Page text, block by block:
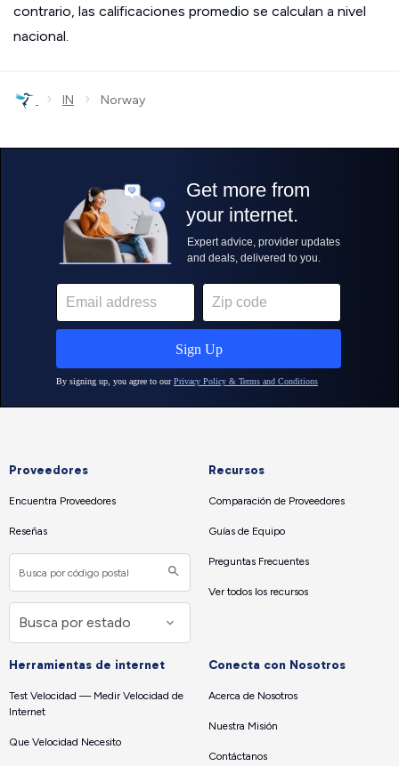
contrario, las calificaciones promedio se calculan a nivel
nacional.
› IN › Norway
Proveedores
Encuentra Proveedores
Reseñas
Recursos
Comparación de Proveedores
Guías de Equipo
Preguntas Frecuentes
Ver todos los recursos
Herramientas de internet
Test Velocidad — Medir Velocidad de
Internet
Que Velocidad Necesito
Conecta con Nosotros
Acerca de Nosotros
Nuestra Misión
Contáctanos